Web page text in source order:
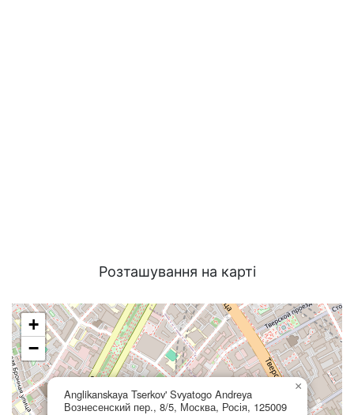
Розташування на карті
Anglikanskaya Tserkov' Svyatogo Andreya
Вознесенский пер., 8/5, Москва, Росія, 125009
×
+
−